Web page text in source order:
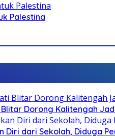
Palestina
Dorong Kalitengah
dari Sekolah, Diduga